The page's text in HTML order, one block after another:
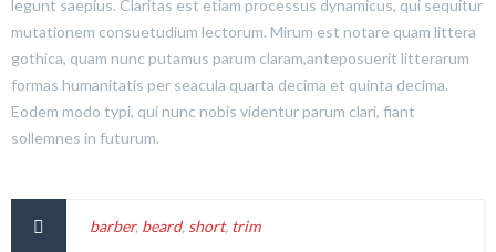
legunt saepius. Claritas est etiam processus dynamicus, qui sequitur
mutationem consuetudium lectorum. Mirum est notare quam littera
gothica, quam nunc putamus parum claram,anteposuerit litterarum
formas humanitatis per seacula quarta decima et quinta decima.
Eodem modo typi, qui nunc nobis videntur parum clari, fiant
sollemnes in futurum.
barber, beard, short, trim